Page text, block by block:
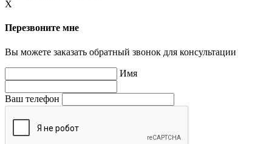
X
Перезвоните мне
Вы можете заказать обратный звонок для консультации
Имя
Ваш телефон